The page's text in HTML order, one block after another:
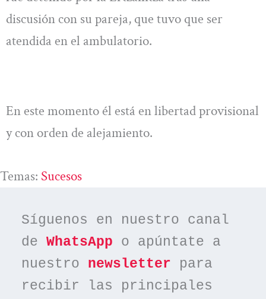
discusión con su pareja, que tuvo que ser
atendida en el ambulatorio.
En este momento él está en libertad provisional
y con orden de alejamiento.
Temas: Sucesos
Síguenos en nuestro canal
de WhatsApp o apúntate a
nuestro newsletter para
recibir las principales